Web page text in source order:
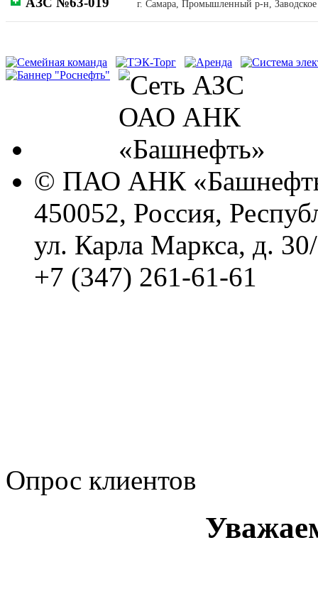
г. Самара, Промышленный р-н,
© ПАО АНК
450052, Россия,
ул. Карла Маркса, д.
+7 (347) 261-61-61
Опрос клиентов